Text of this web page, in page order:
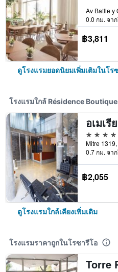
0.0 กม. จา
฿3,811
ดูโรงแรมยอดนิยมเพิ่มเติมในโร
โรงแรมใกล้ Résidence
4 ดาว
0.7 กม. จา
฿2,055
ดูโรงแรมใกล้เคียงเพิ่มเติม
โรงแรมราคาถูกในโรซารีโอ